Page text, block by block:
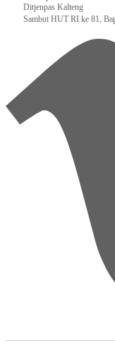
Ditjenpas Kalteng
‎Sambut HUT RI ke 81,